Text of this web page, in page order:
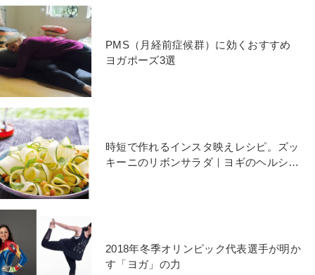
PMS（月経前症候群）に効くおすすめ
ヨガポーズ3選
時短で作れるインスタ映えレシピ。ズッ
キーニのリボンサラダ｜ヨギのヘルシー
2018年冬季オリンピック代表選手が明か
す「ヨガ」の力